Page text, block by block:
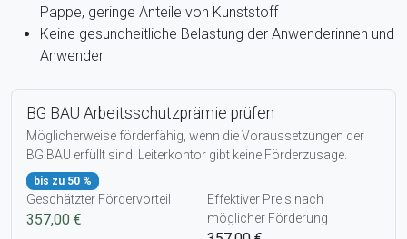
Pappe, geringe Anteile von Kunststoff
Keine gesundheitliche Belastung der Anwenderinnen und
Anwender
BG BAU Arbeitsschutzprämie prüfen
Möglicherweise förderfähig, wenn die Voraussetzungen der
BG BAU erfüllt sind. Leiterkontor gibt keine Förderzusage.
bis zu 50 %
Geschätzter Fördervorteil
357,00 €
Effektiver Preis nach
möglicher Förderung